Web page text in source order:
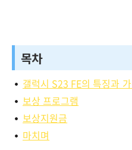
목차
갤럭시 S23 FE의 특징과
보상 프로그램
보상지원금
마치며